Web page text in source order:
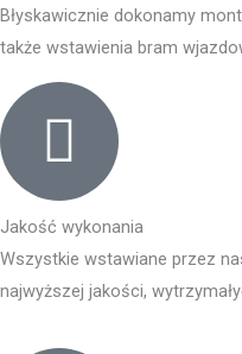
Błyskawicznie dokonamy
także wstawienia bram
Jakość wykonania
Wszystkie wstawiane przez
najwyższej jakości,